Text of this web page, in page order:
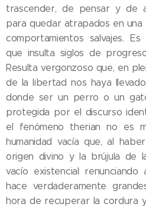
trascender, de pensar y de
para quedar atrapados en
comportamientos salvajes.
que insulta siglos de
Resulta vergonzoso que, en
de la libertad nos haya
donde ser un perro o un
protegida por el discurso
el fenómeno therian no es
humanidad vacía que, al
origen divino y la brújula de
vacío existencial
hace verdaderamente
hora de recuperar la cordura